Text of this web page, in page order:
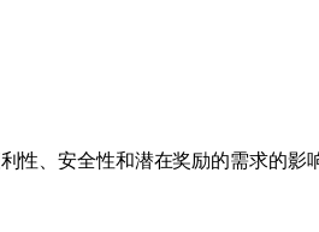
性、安全性和潜在奖励的需求的影响